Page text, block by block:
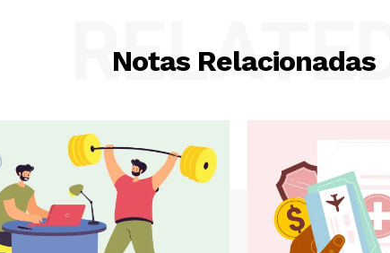
Notas Relacionadas
RELATED